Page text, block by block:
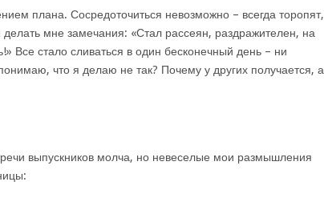
плана. Сосредоточиться невозможно – всегда торопят,
мне замечания: «Стал рассеян, раздражителен, на
Все стало сливаться в один бесконечный день – ни
что я делаю не так? Почему у других получается, а
выпускников молча, но невеселые мои размышления